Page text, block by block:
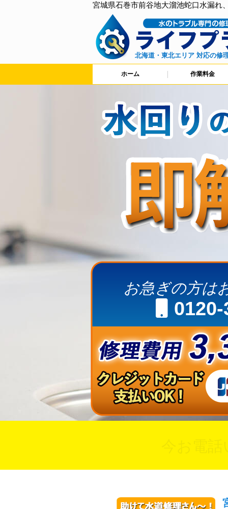
宮城県石巻市前谷地大溜池蛇口水漏れ
北海道・東北エリア 対応の修
ホーム 作業料金
お急ぎの方は